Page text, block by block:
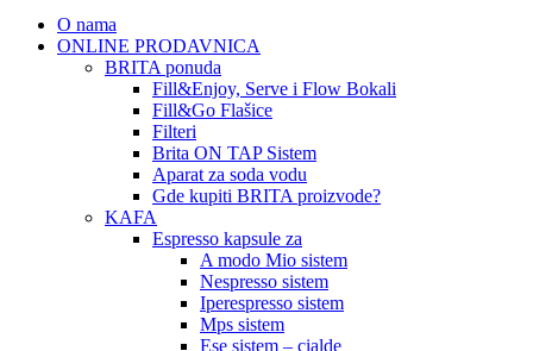
O nama
ONLINE PRODAVNICA
BRITA ponuda
Fill&Enjoy, Serve i Flow Bokali
Fill&Go Flašice
Filteri
Brita ON TAP Sistem
Aparat za soda vodu
Gde kupiti BRITA proizvode?
KAFA
Espresso kapsule za
A modo Mio sistem
Nespresso sistem
Iperespresso sistem
Mps sistem
Ese sistem – cialde